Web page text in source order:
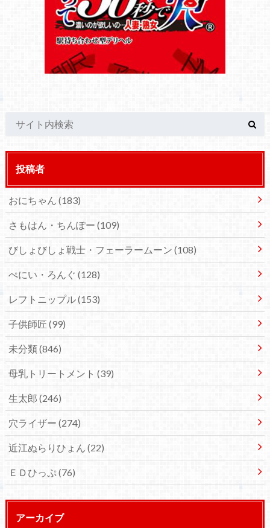
投稿者
おにちゃん (183)
さもはん・ちんぽー (109)
びしょびしょ戦士・フェーラームーン (108)
ぺにい・ろんぐ (128)
レフトニップル(153)
子供師匠 (99)
未分類(846)
母乳トリートメント (39)
生太郎 (246)
穴ライザー (274)
近江ぬらりひょん (22)
ＥＤひっぷ(76)
アーカイブ